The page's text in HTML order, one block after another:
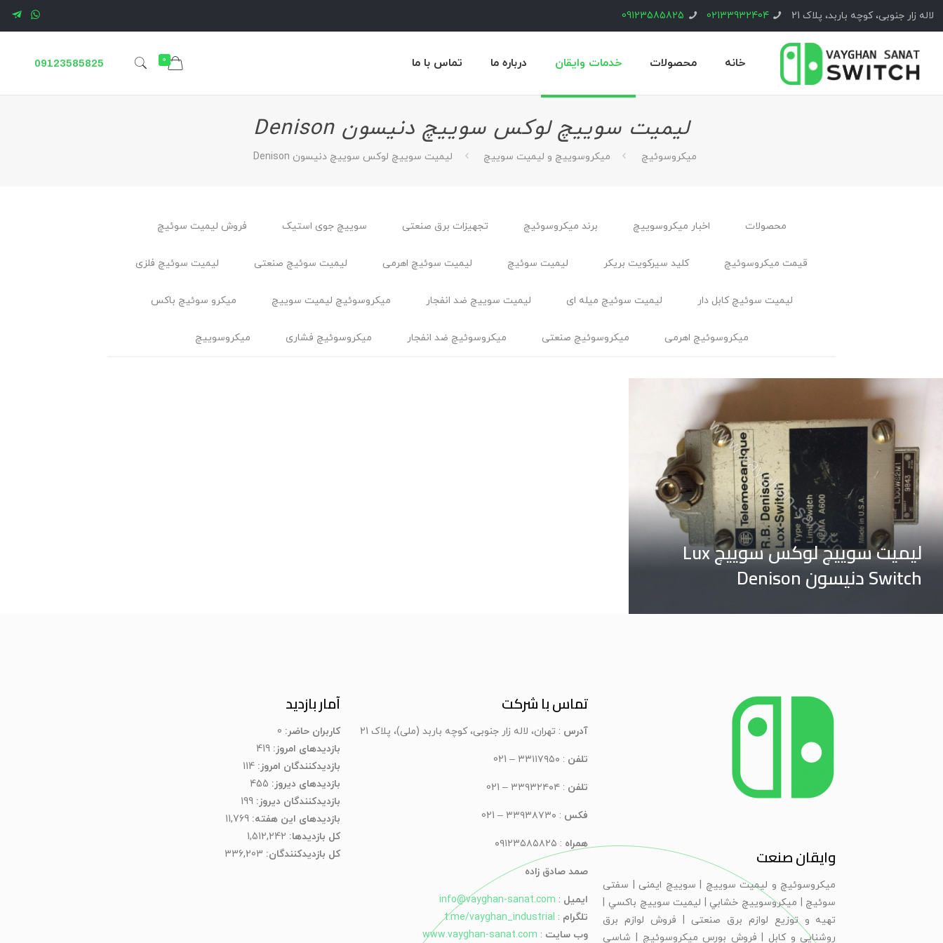
لاله زار جنوبی، کوچه باربد، پلاک 21 02133932404
09123585825
خانه محصولات خدمات وایقان درباره ما تماس با ما 0
09123585825
لیمیت سوییچ لوکس سوییچ دنیسون Denison
ميكروسوئيچ میکروسوییچ و لیمیت سوییچ لیمیت سوییچ لوکس سوییچ دنیسون Denison
محصولات اخبار ميكروسوييچ برند میکروسوئیچ تجهیزات برق صنعتی سوییچ جوی استیک فروش لیمیت سوئیچ
قیمت میکروسوئیچ کلید سیرکویت بریکر لیمیت سوئیچ لیمیت سوئیچ اهرمی لیمیت سوئیچ صنعتی لیمیت سوئیچ فلزی
لیمیت سوئیچ کابل ‌دار لیمیت سوئیچ میله ای لیمیت سوییچ ضد انفجار ميكروسوئيچ ليميت سوييچ میکرو سوئیچ باکس
میکروسوئیچ اهرمی میکروسوئیچ صنعتی میکروسوئیچ ضد انفجار میکروسوئیچ فشاری میکروسوییچ
لیمیت سوییچ لوکس سوییچ Lux
Switch دنیسون Denison
وایقان صنعت
ميكروسوئيچ و ليميت سوييچ | سویيچ ايمنی | سفتی
سوئيچ | ميكروسوييچ خشابي | ليميت سوييچ باكسي |
تهیه و توزیع لوازم برق صنعتی | فروش لوازم برق
روشنایی و کابل | فروش بورس میکروسوئیچ | شاسی
تماس با شرکت
آدرس : تهران، لاله زار جنوبی، کوچه باربد (ملی)، پلاک 21
تلفن : ۳۳۱۱۷۹۵۰ – 021
تلفن : ۳۳۹۳۲۴۰۴ – 021
فکس : ۳۳۹۳۸۷۳۰ – 021
همراه : ۰۹۱۲۳۵۸۵۸۲۵
صمد صادق زاده
ایمیل :
info@vayghan-sanat.com
تلگرام :
t.me/vayghan_industrial
وب سایت :
www.vayghan-sanat.com
آمار بازدید
کاربران حاضر: 0
بازدیدهای امروز:419
بازدیدکنندگان امروز:114
بازدیدهای دیروز: 455
بازدیدکنندگان دیروز:199
بازدیدهای این هفته:11,769
کل بازدیدها: 1,512,242
کل بازدیدکنند‌گان: 336,203